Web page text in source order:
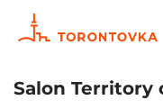
Salon Territory